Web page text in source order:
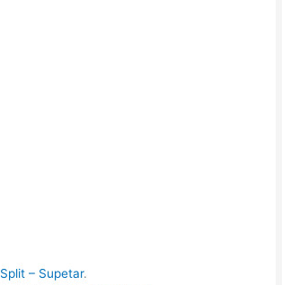
Split – Supetar.